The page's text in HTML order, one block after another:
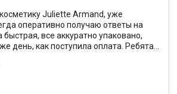
Juliette Armand, уже
оперативно получаю ответы на
все аккуратно упаковано,
день, как поступила оплата. Ребята
Эффект от антивозрастной
просто вау, средства действительно
лицо свежее и блестящее, даже в